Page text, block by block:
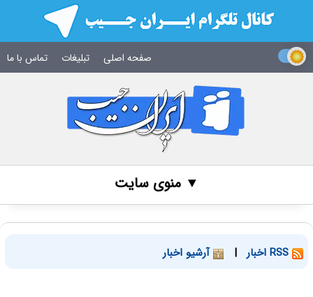
صفحه اصلی تبلیغات تماس با ما
▼ منوی سایت
| آرشیو اخبار